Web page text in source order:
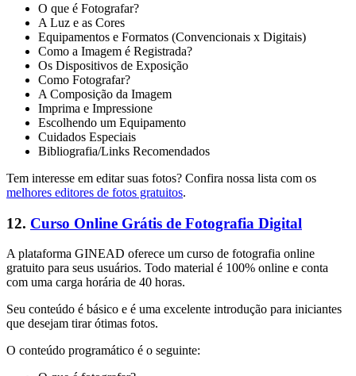
O que é Fotografar?
A Luz e as Cores
Equipamentos e Formatos (Convencionais x Digitais)
Como a Imagem é Registrada?
Os Dispositivos de Exposição
Como Fotografar?
A Composição da Imagem
Imprima e Impressione
Escolhendo um Equipamento
Cuidados Especiais
Bibliografia/Links Recomendados
Tem interesse em editar suas fotos? Confira nossa lista com os
melhores editores de fotos gratuitos.
12. Curso Online Grátis de Fotografia Digital
A plataforma GINEAD oferece um curso de fotografia online
gratuito para seus usuários. Todo material é 100% online e conta
com uma carga horária de 40 horas.
Seu conteúdo é básico e é uma excelente introdução para iniciantes
que desejam tirar ótimas fotos.
O conteúdo programático é o seguinte: